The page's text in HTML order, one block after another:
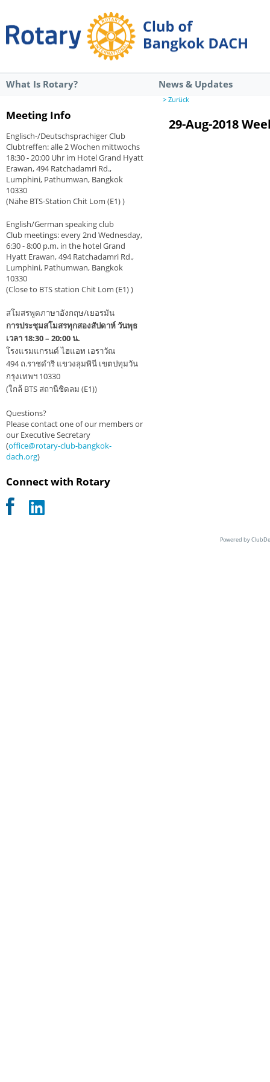
What Is Rotary? News & Updates
Meeting Info
Englisch-/Deutschsprachiger Club
Clubtreffen: alle 2 Wochen mittwochs
18:30 - 20:00 Uhr im Hotel Grand Hyatt
Erawan, 494 Ratchadamri Rd.,
Lumphini, Pathumwan, Bangkok
10330
(Nähe BTS-Station Chit Lom (E1) )
English/German speaking club
Club meetings: every 2nd Wednesday,
6:30 - 8:00 p.m. in the hotel Grand
Hyatt Erawan, 494 Ratchadamri Rd.,
Lumphini, Pathumwan, Bangkok
10330
(Close to BTS station Chit Lom (E1) )
สโมสรพูดภาษาอังกฤษ/เยอรมัน
การประชุมสโมสรทุกสองสัปดาห์ วันพุธ
เวลา 18:30 – 20:00 น.
โรงแรมแกรนด์ ไฮแอท เอราวัณ
494 ถ.ราชดำริ แขวงลุมพินี เขตปทุมวัน
กรุงเทพฯ 10330
(ใกล้ BTS สถานีชิดลม (E1))
Questions?
Please contact one of our members or
our Executive Secretary
(office@rotary-club-bangkok-
dach.org)
Connect with Rotary
> Zurück
29-Aug-2018
Powered by